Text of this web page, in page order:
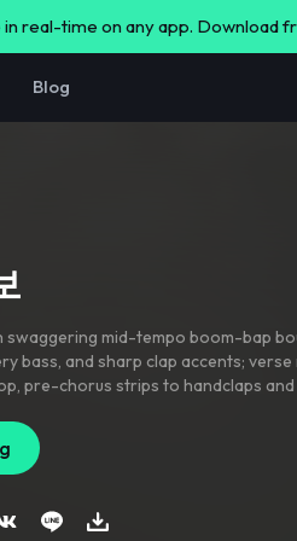
in real-time on any app. Download
Blog
swaggering mid-tempo boom-bap
bass, and sharp clap accents;
, pre-chorus strips to handclaps
doubled hook lines
into the chorus